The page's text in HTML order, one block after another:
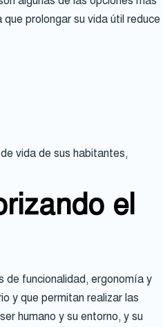
prolongar su vida útil reduce
vida de sus habitantes,
el
de funcionalidad, ergonomía y
y que permitan realizar las
humano y su entorno, y su